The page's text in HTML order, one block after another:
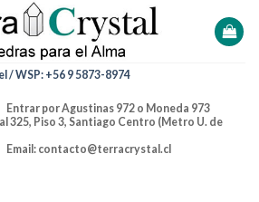
/ WSP: +56 9 5873-8974
972 o Moneda 973
Santiago Centro (Metro U. de